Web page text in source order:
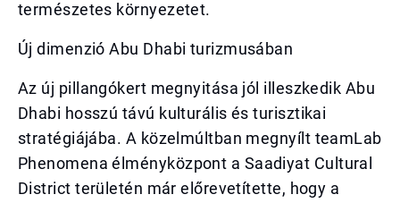
természetes környezetet.
Új dimenzió Abu Dhabi turizmusában
Az új pillangókert megnyitása jól illeszkedik Abu
Dhabi hosszú távú kulturális és turisztikai
stratégiájába. A közelmúltban megnyílt teamLab
Phenomena élményközpont a Saadiyat Cultural
District területén már előrevetítette, hogy a